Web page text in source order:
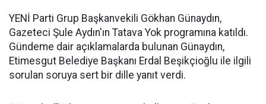
YENİ Parti Grup Başkanvekili Gökhan Günaydın,
Gazeteci Şule Aydın'ın Tatava Yok programına katıldı.
Gündeme dair açıklamalarda bulunan Günaydın,
Etimesgut Belediye Başkanı Erdal Beşikçioğlu ile ilgili
sorulan soruya sert bir dille yanıt verdi.